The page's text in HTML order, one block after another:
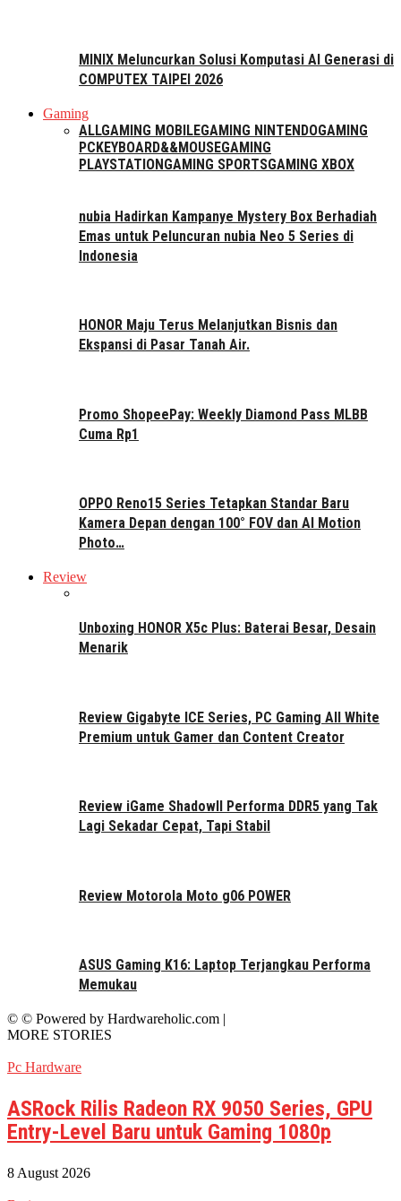
MINIX Meluncurkan Solusi Komputasi AI Generasi di
COMPUTEX TAIPEI 2026
Gaming
ALLGAMING MOBILEGAMING NINTENDOGAMING
PCKEYBOARD&&MOUSEGAMING
PLAYSTATIONGAMING SPORTSGAMING XBOX
nubia Hadirkan Kampanye Mystery Box Berhadiah
Emas untuk Peluncuran nubia Neo 5 Series di
Indonesia
HONOR Maju Terus Melanjutkan Bisnis dan
Ekspansi di Pasar Tanah Air.
Promo ShopeePay: Weekly Diamond Pass MLBB
Cuma Rp1
OPPO Reno15 Series Tetapkan Standar Baru
Kamera Depan dengan 100° FOV dan AI Motion
Photo…
Review
Unboxing HONOR X5c Plus: Baterai Besar, Desain
Menarik
Review Gigabyte ICE Series, PC Gaming All White
Premium untuk Gamer dan Content Creator
Review iGame ShadowII Performa DDR5 yang Tak
Lagi Sekadar Cepat, Tapi Stabil
Review Motorola Moto g06 POWER
ASUS Gaming K16: Laptop Terjangkau Performa
Memukau
© © Powered by Hardwareholic.com |
MORE STORIES
Pc Hardware
ASRock Rilis Radeon RX 9050 Series, GPU
Entry-Level Baru untuk Gaming 1080p
8 August 2026